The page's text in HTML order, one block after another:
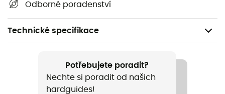
Odborné poradenství
Technické specifikace
Ledolezení / Skialpinismus / Horolezectví /
Skialpinismus / Ledovcové túry
Potřebujete poradit?
Nechte si poradit od našich
hardguides!